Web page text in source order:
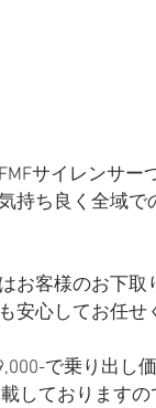
サイレンサ
持ち良く全域
お客様のお下
安心してお任せ
で乗り出し
しております